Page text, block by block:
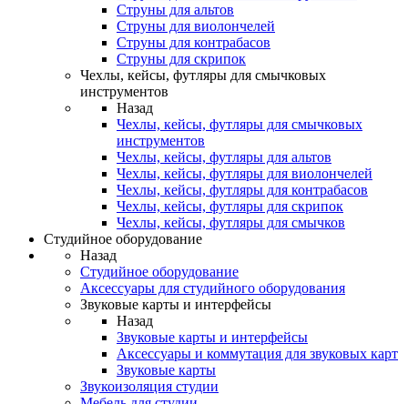
Струны для альтов
Струны для виолончелей
Струны для контрабасов
Струны для скрипок
Чехлы, кейсы, футляры для смычковых
инструментов
Назад
Чехлы, кейсы, футляры для смычковых
инструментов
Чехлы, кейсы, футляры для альтов
Чехлы, кейсы, футляры для виолончелей
Чехлы, кейсы, футляры для контрабасов
Чехлы, кейсы, футляры для скрипок
Чехлы, кейсы, футляры для смычков
Студийное оборудование
Назад
Студийное оборудование
Аксессуары для студийного оборудования
Звуковые карты и интерфейсы
Назад
Звуковые карты и интерфейсы
Аксессуары и коммутация для звуковых карт
Звуковые карты
Звукоизоляция студии